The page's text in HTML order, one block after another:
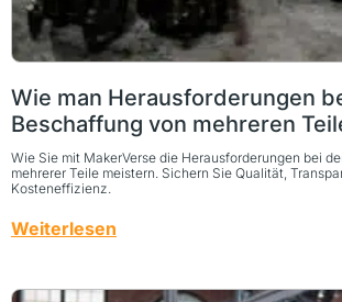
Wie man Herausforderungen
Beschaffung von mehreren
Wie Sie mit MakerVerse die Herausforderungen bei
mehrerer Teile meistern. Sichern Sie Qualität,
Kosteneffizienz.
Weiterlesen